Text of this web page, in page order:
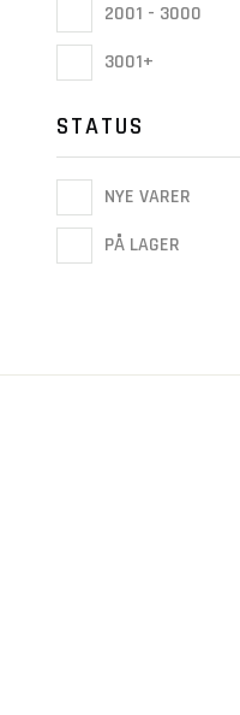
2001 - 3000
3001+
STATUS
NYE VARER
PÅ LAGER